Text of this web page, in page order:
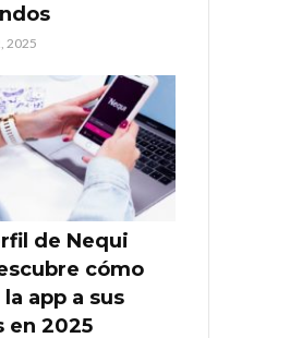
2025
de Nequi
cómo
app a sus
en 2025